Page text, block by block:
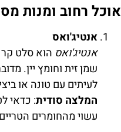
אוכל רחוב ומנות
אנטיג'ואס
אנטיג'ואס הוא סלט קר
שמן זית וחומץ יין.
לעיתים עם טונה או
המלצה סודית: כדאי
עשוי מהחומרים